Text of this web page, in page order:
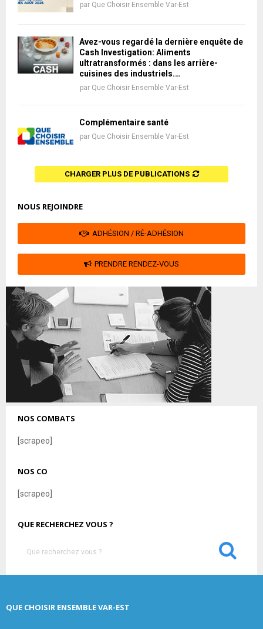
par Que Choisir Ensemble Var-Est
Avez-vous regardé la dernière enquête de
Cash Investigation: Aliments
ultratransformés : dans les arrière-
cuisines des industriels.…
par Que Choisir Ensemble Var-Est
Complémentaire santé
par Que Choisir Ensemble Var-Est
CHARGER PLUS DE PUBLICATIONS
NOUS REJOINDRE
ADHÉSION / RÉ-ADHÉSION
PRENDRE RENDEZ-VOUS
NOS COMBATS
[scrapeo]
NOS CO
[scrapeo]
QUE RECHERCHEZ VOUS ?
h
S
QUE CHOISIR ENSEMBLE VAR-EST